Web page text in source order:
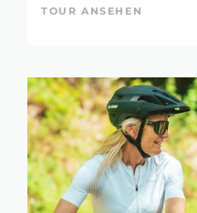
TOUR ANSEHEN